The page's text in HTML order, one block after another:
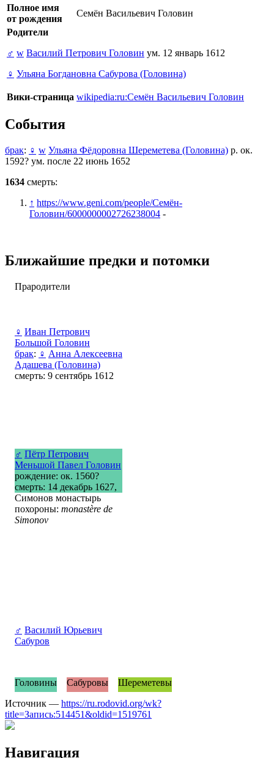
Полное имя
от рождения
Семён Васильевич Головин
Родители
♂ w Василий Петрович Головин ум. 12 январь 1612
♀ Ульяна Богдановна Сабурова (Головина)
Вики-страница wikipedia:ru:Семён Васильевич Головин
События
брак: ♀ w Ульяна Фёдоровна Шереметева (Головина) р. ок.
1592? ум. после 22 июнь 1652
1634 смерть:
↑ https://www.geni.com/people/Семён-
Головин/6000000002726238004 -
Ближайшие предки и потомки
Прародители
♀ Иван Петрович
Большой Головин
брак: ♀ Анна Алексеевна
Адашева (Головина)
смерть: 9 сентябрь 1612
♂ Пётр Петрович
Меньшой Павел Головин
рождение: ок. 1560?
смерть: 14 декабрь 1627,
Симонов монастырь
похороны: monastère de
Simonov
♂ Василий Юрьевич
Сабуров
Головины Сабуровы
Шереметевы
Источник — https://ru.rodovid.org/wk?
title=Запись:514451&oldid=1519761
Навигация